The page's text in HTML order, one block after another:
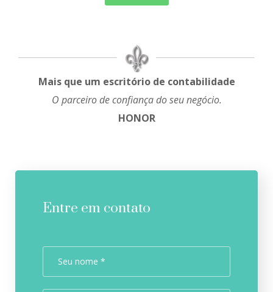
Mais que um escritório de contabilidade
O parceiro de confiança do seu negócio.
HONOR
Entre em contato